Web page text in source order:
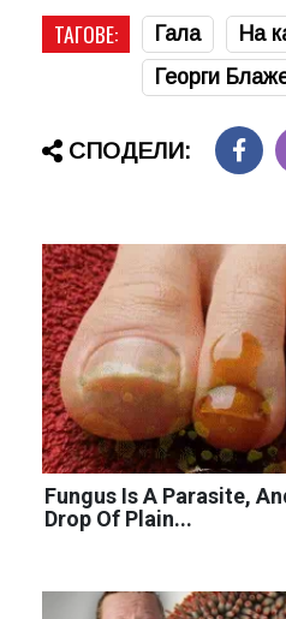
ТАГОВЕ: Гала На
Георги
СПОДЕЛИ:
Fungus Is A Parasite,
Drop Of Plain...